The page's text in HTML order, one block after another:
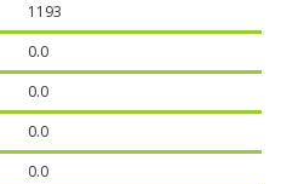
1193
0.0
0.0
0.0
0.0